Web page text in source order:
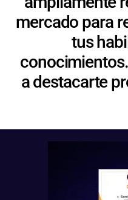
mercado para
tus
a destacarte